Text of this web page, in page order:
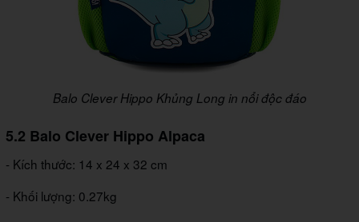
Balo Clever Hippo Khủng Long in nổi độc đáo
5.2 Balo Clever Hippo Alpaca
- Kích thước: 14 x 24 x 32 cm
- Khối lượng: 0.27kg